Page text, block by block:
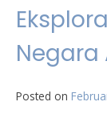
Negara
Posted on